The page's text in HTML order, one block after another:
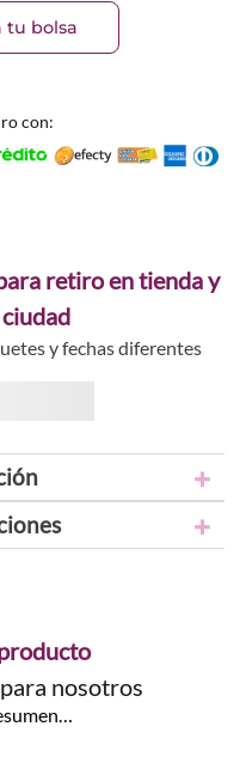
tu bolsa
con:
retiro en tienda y
y fechas diferentes
nosotros